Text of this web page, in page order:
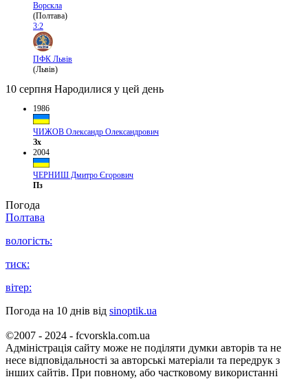
Ворскла
(Полтава)
3:2
ПФК Львів
(Львів)
10 серпня Народилися у цей день
1986
ЧИЖОВ Олександр Олександрович
Зх
2004
ЧЕРНИШ Дмитро Єгорович
Пз
Погода
Полтава
вологість:
тиск:
вітер:
Погода на 10 днів від sinoptik.ua
©2007 - 2024 - fcvorskla.com.ua
Адміністрація сайту може не поділяти думки авторів та не
несе відповідальності за авторські матеріали та передрук з
інших сайтів. При повному, або частковому використанні